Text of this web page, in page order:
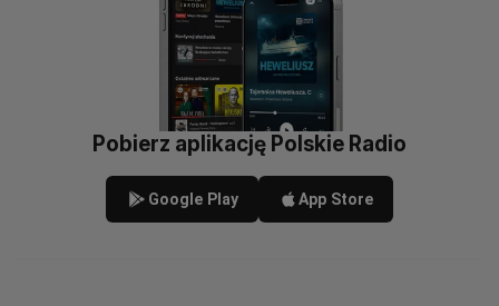
Pobierz aplikację Polskie Radio
Google Play App Store